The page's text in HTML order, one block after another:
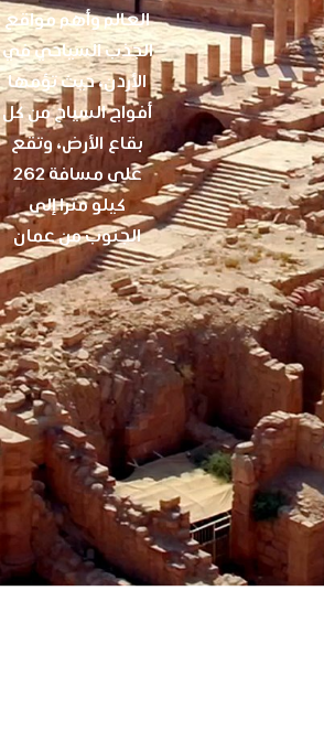
العالم وأهم مواقع
الجذب السياحي في
الأردن، حيث تؤمها
أفواج السياح من كل
بقاع الأرض، وتقع
على مسافة 262
كيلو مترا إلى
الجنوب من عمان